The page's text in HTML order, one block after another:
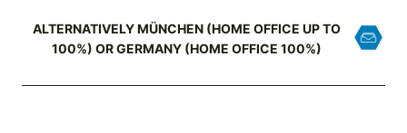
ALTERNATIVELY MÜNCHEN (HOME OFFICE UP TO
100%) OR GERMANY (HOME OFFICE 100%)